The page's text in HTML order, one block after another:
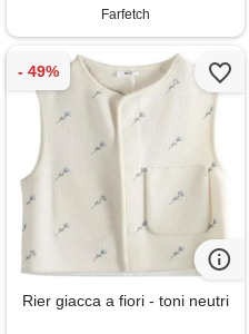
Farfetch
Rier giacca a fiori - toni neutri